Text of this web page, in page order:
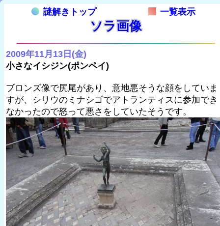
謎解きトップ 一覧表示
ソラ画像
2009年11月13日(金)
小さなイシジン(ポンペイ)
ブロンズ像で尻尾があり、意地悪そうな顔をしていま
すが、シリウのミナシゴでアトランティスに参加でき
なかったので怒って悪さをしていたそうです。